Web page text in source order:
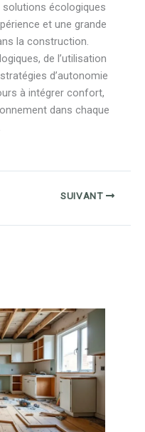
écologiques
et une grande
la construction.
de l’utilisation
d’autonomie
à intégrer confort,
dans chaque
SUIVANT